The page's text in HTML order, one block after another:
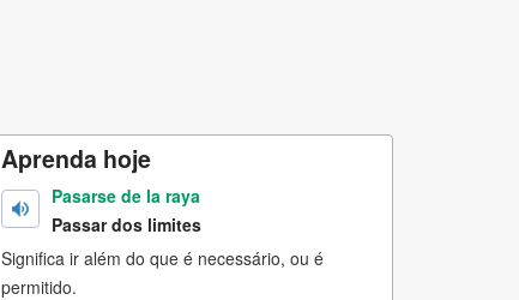
Aprenda hoje
Pasarse de la raya
Passar dos limites
Significa ir além do que é necessário, ou é
permitido.